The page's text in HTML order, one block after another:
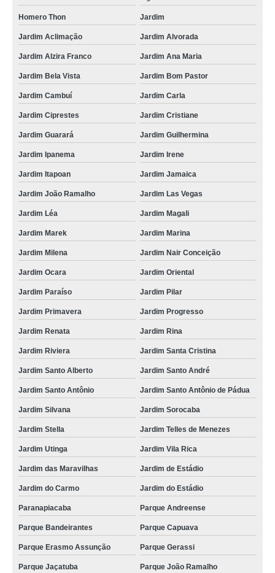
Homero Thon Jardim
Jardim Aclimação Jardim Alvorada
Jardim Alzira Franco Jardim Ana Maria
Jardim Bela Vista Jardim Bom Pastor
Jardim Cambuí Jardim Carla
Jardim Ciprestes Jardim Cristiane
Jardim Guarará Jardim Guilhermina
Jardim Ipanema Jardim Irene
Jardim Itapoan Jardim Jamaica
Jardim João Ramalho Jardim Las Vegas
Jardim Léa Jardim Magali
Jardim Marek Jardim Marina
Jardim Milena Jardim Nair Conceição
Jardim Ocara Jardim Oriental
Jardim Paraíso Jardim Pilar
Jardim Primavera Jardim Progresso
Jardim Renata Jardim Rina
Jardim Riviera Jardim Santa Cristina
Jardim Santo Alberto Jardim Santo André
Jardim Santo Antônio Jardim Santo Antônio de Pádua
Jardim Silvana Jardim Sorocaba
Jardim Stella Jardim Telles de Menezes
Jardim Utinga Jardim Vila Rica
Jardim das Maravilhas Jardim de Estádio
Jardim do Carmo Jardim do Estádio
Paranapiacaba Parque Andreense
Parque Bandeirantes Parque Capuava
Parque Erasmo Assunção Parque Gerassi
Parque Jaçatuba Parque João Ramalho